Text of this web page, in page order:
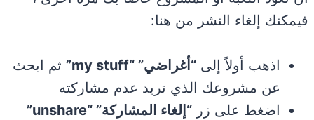
فيمكنك إلغاء النشر من هنا:
اذهب أولاً إلى “أغراضي” “my stuff”
ثم ابحث
عن مشروعك الذي تريد عدم مشاركته
اضغط على زر “إلغاء المشاركة” “unshare”